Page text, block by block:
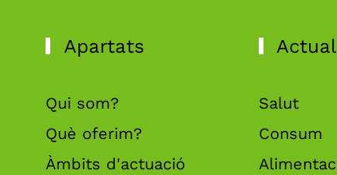
Apartats
Qui som?
Què oferim?
Àmbits d'actuació
Salut
Consum